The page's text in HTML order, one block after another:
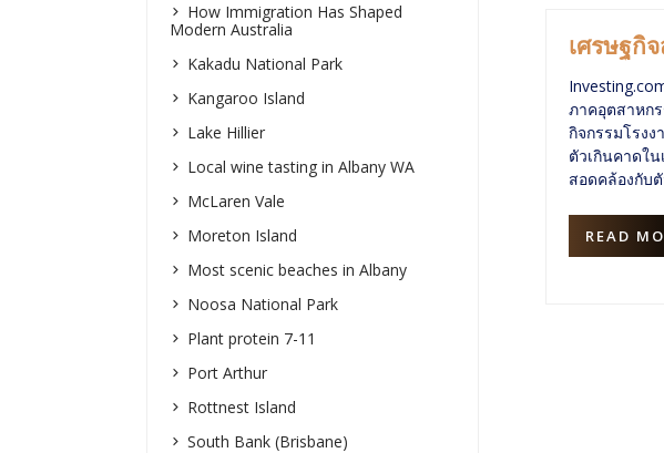
เศรษฐกิ
ภาคอุตสาหก
กิจกรรมโรง
ตัวเกินคาดใ
สอดคล้องกับ
READ
How Immigration Has Shaped
Modern Australia
Kakadu National Park
Kangaroo Island
Lake Hillier
Local wine tasting in Albany WA
McLaren Vale
Moreton Island
Most scenic beaches in Albany
Noosa National Park
Plant protein 7-11
Port Arthur
Rottnest Island
South Bank (Brisbane)